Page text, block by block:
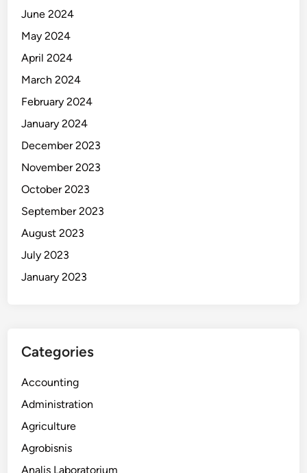
June 2024
May 2024
April 2024
March 2024
February 2024
January 2024
December 2023
November 2023
October 2023
September 2023
August 2023
July 2023
January 2023
Categories
Accounting
Administration
Agriculture
Agrobisnis
Analis Laboratorium